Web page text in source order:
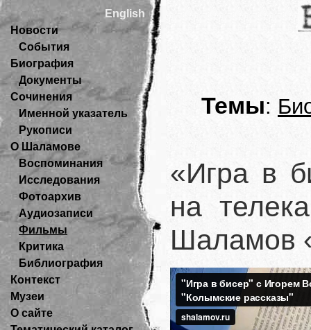
English
Новости
События
Биография
Документы
Сочинения
Именной указатель
Рукописи
О Шаламове
Воспоминания
Исследования
Фотоархив
Аудиозаписи
Фильмы
Критика
Библиография
Контекст
Музеи
О сайте
Темы:
«Игра в
на
Шаламов